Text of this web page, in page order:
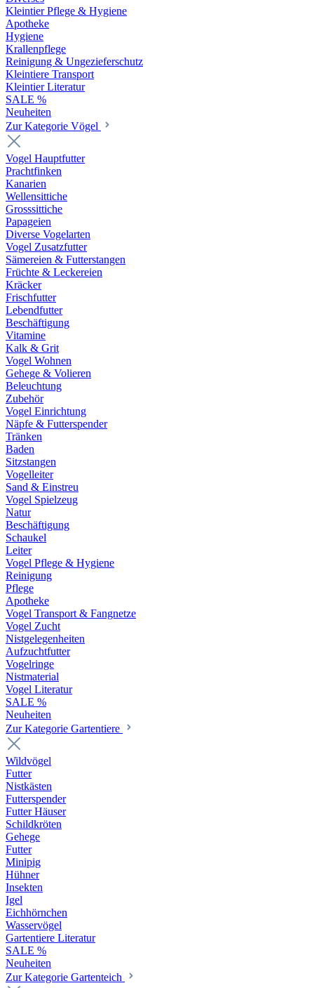
Kleintier Pflege & Hygiene
Apotheke
Hygiene
Krallenpflege
Reinigung & Ungezieferschutz
Kleintiere Transport
Kleintier Literatur
SALE %
Neuheiten
Zur Kategorie Vögel
Vogel Hauptfutter
Prachtfinken
Kanarien
Wellensittiche
Grosssittiche
Papageien
Diverse Vogelarten
Vogel Zusatzfutter
Sämereien & Futterstangen
Früchte & Leckereien
Kräcker
Frischfutter
Lebendfutter
Beschäftigung
Vitamine
Kalk & Grit
Vogel Wohnen
Gehege & Volieren
Beleuchtung
Zubehör
Vogel Einrichtung
Näpfe & Futterspender
Tränken
Baden
Sitzstangen
Vogelleiter
Sand & Einstreu
Vogel Spielzeug
Natur
Beschäftigung
Schaukel
Leiter
Vogel Pflege & Hygiene
Reinigung
Pflege
Apotheke
Vogel Transport & Fangnetze
Vogel Zucht
Nistgelegenheiten
Aufzuchtfutter
Vogelringe
Nistmaterial
Vogel Literatur
SALE %
Neuheiten
Zur Kategorie Gartentiere
Wildvögel
Futter
Nistkästen
Futterspender
Futter Häuser
Schildkröten
Gehege
Futter
Minipig
Hühner
Insekten
Igel
Eichhörnchen
Wasservögel
Gartentiere Literatur
SALE %
Neuheiten
Zur Kategorie Gartenteich